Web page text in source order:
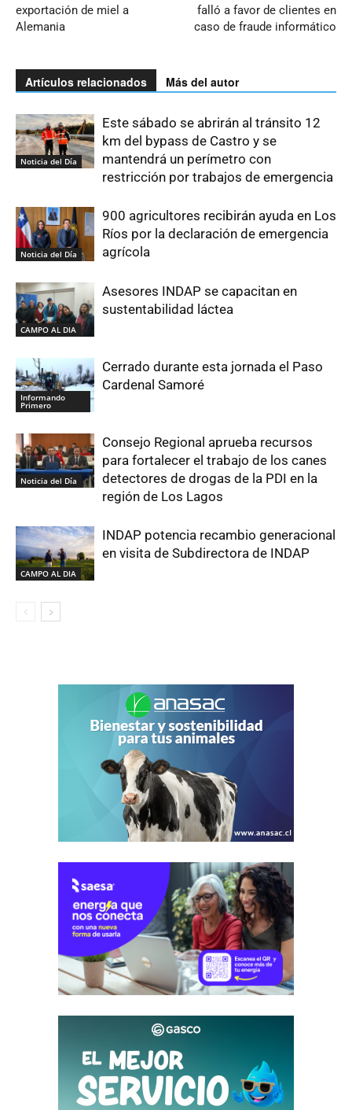
exportación de miel a
Alemania
falló a favor de clientes en
caso de fraude informático
Artículos relacionados Más del autor
Noticia del Día
Este sábado se abrirán al tránsito 12
km del bypass de Castro y se
mantendrá un perímetro con
restricción por trabajos de emergencia
Noticia del Día
900 agricultores recibirán ayuda en Los
Ríos por la declaración de emergencia
agrícola
CAMPO AL DIA
Asesores INDAP se capacitan en
sustentabilidad láctea
Informando
Primero
Cerrado durante esta jornada el Paso
Cardenal Samoré
Noticia del Día
Consejo Regional aprueba recursos
para fortalecer el trabajo de los canes
detectores de drogas de la PDI en la
región de Los Lagos
CAMPO AL DIA
INDAP potencia recambio generacional
en visita de Subdirectora de INDAP